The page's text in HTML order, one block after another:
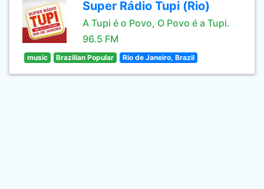
Super Rádio Tupi (Rio)
A Tupi é o Povo, O Povo é a Tupi.
96.5 FM
music Brazilian Popular Rio de Janeiro, Brazil